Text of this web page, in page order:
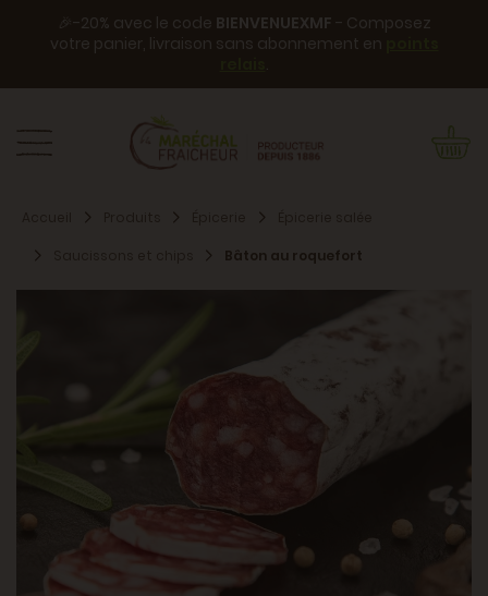
🎉-20% avec le code BIENVENUEXMF - Composez
votre panier, livraison sans abonnement en
.
Bâton au roquefort